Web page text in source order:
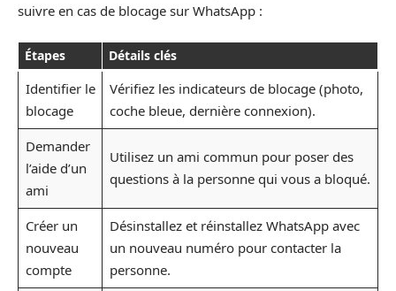
suivre en cas de blocage sur WhatsApp :
Étapes Détails clés
Identifier le
blocage
Vérifiez les indicateurs de blocage (photo,
coche bleue, dernière connexion).
Demander
l’aide d’un
ami
Utilisez un ami commun pour poser des
questions à la personne qui vous a bloqué.
Créer un
nouveau
compte
Désinstallez et réinstallez WhatsApp avec
un nouveau numéro pour contacter la
personne.